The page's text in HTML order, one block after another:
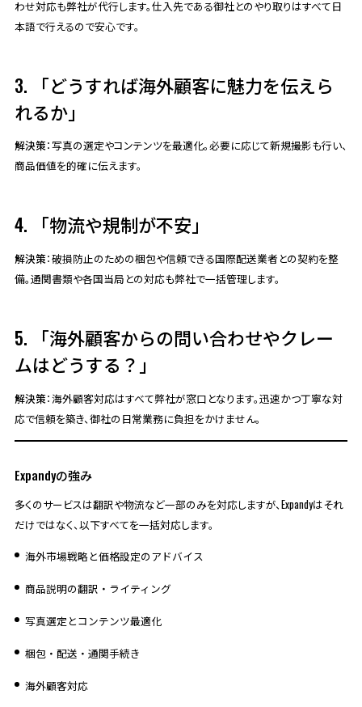
わせ対応も弊社が代行します。仕入先である御社とのやり取りはすべて日
本語で行えるので安心です。
3. 「どうすれば海外顧客に魅力を伝えら
れるか」
解決策：写真の選定やコンテンツを最適化。必要に応じて新規撮影も行い、
商品価値を的確に伝えます。
4. 「物流や規制が不安」
解決策：破損防止のための梱包や信頼できる国際配送業者との契約を整
備。通関書類や各国当局との対応も弊社で一括管理します。
5. 「海外顧客からの問い合わせやクレー
ムはどうする？」
解決策：海外顧客対応はすべて弊社が窓口となります。迅速かつ丁寧な対
応で信頼を築き、御社の日常業務に負担をかけません。
Expandyの強み
多くのサービスは翻訳や物流など一部のみを対応しますが、Expandyはそれ
だけではなく、以下すべてを一括対応します。
海外市場戦略と価格設定のアドバイス
商品説明の翻訳・ライティング
写真選定とコンテンツ最適化
梱包・配送・通関手続き
海外顧客対応